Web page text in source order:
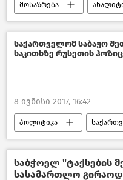
მოსაზრება
საქართველო
საქართველომ საბაჟო
საკითხზე რუსეთის
8 ივნისი 2017, 16:42
პოლიტიკა
საბჭოელ "ტაქსების
სასამართლო